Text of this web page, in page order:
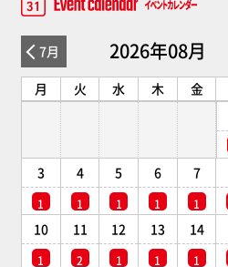
7月 2026年08月
月 火 水 木 金
3
1
4
1
5
1
6
1
7
1
10
1
11
2
12
1
13
1
14
1